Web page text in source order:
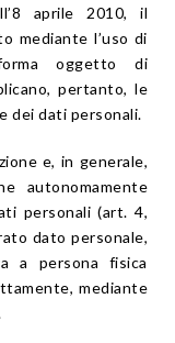
aprile 2010, il
mediante l’uso di
oggetto di
pertanto, le
dei dati personali.
e, in generale,
autonomamente
personali (art. 4,
dato personale,
a persona fisica
mediante